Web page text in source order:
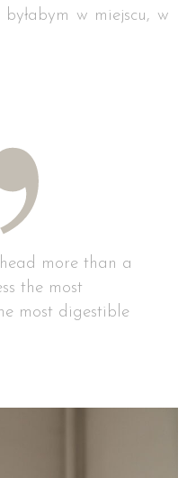
w miejscu, w
more than a
the most
most digestible